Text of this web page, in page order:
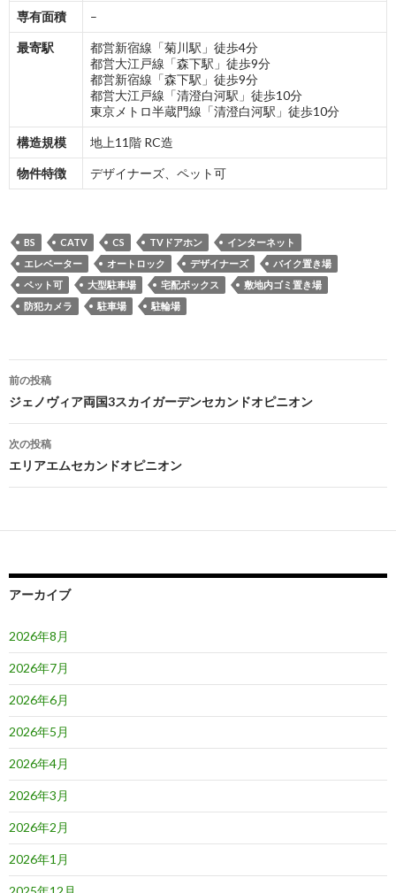
専有面積 –
最寄駅
都営新宿線「菊川駅」徒歩4分
都営大江戸線「森下駅」徒歩9分
都営新宿線「森下駅」徒歩9分
都営大江戸線「清澄白河駅」徒歩10分
東京メトロ半蔵門線「清澄白河駅」徒歩10分
構造規模 地上11階 RC造
物件特徴 デザイナーズ、ペット可
BS CATV CS TVドアホン
インターネット
エレベーター
オートロック デザイナーズ
バイク置き場
ペット可
大型駐車場 宅配ボックス
敷地内ゴミ置き場
防犯カメラ
駐車場 駐輪場
投
稿
ナ
ビ
ゲ
ー
ョ
前の投稿
ジェノヴィア両国3スカイガーデンセカンドオピニオン
次の投稿
エリアエムセカンドオピニオン
アーカイブ
2026年8月
2026年7月
2026年6月
2026年5月
2026年4月
2026年3月
2026年2月
2026年1月